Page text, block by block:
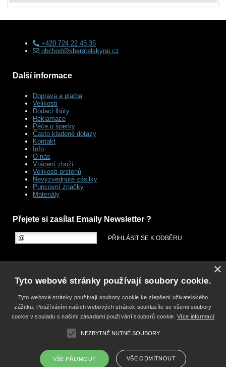
+420 724 22 45 35
obchod@sberatelskyraj.cz
Další informace
Doprava a platba
Velikosti
Dodací lhůty
Reklamace
Péče o šperky
Často kladené dotazy
Kontakt
Info
O nás
Vrácení zboží
Velikosti prstenů
Nevyzvednuté zásilky
Puncovní značky
Materiály
Přejete si zasílat Emaily Newsletter ?
×
Tyto webové stránky používají soubory cookie.
Tyto webové stránky používají soubory cookie ke zlepšení uživatelského
zážitku. Používáním našich webových stránek souhlasíte se všemi soubory
cookie v souladu s našimi zásadami používání souborů cookie.Více informací
NEZBYTNĚ NUTNÉ SOUBORY
VŠE PŘIJMOUT VŠE ODMÍTNOUT